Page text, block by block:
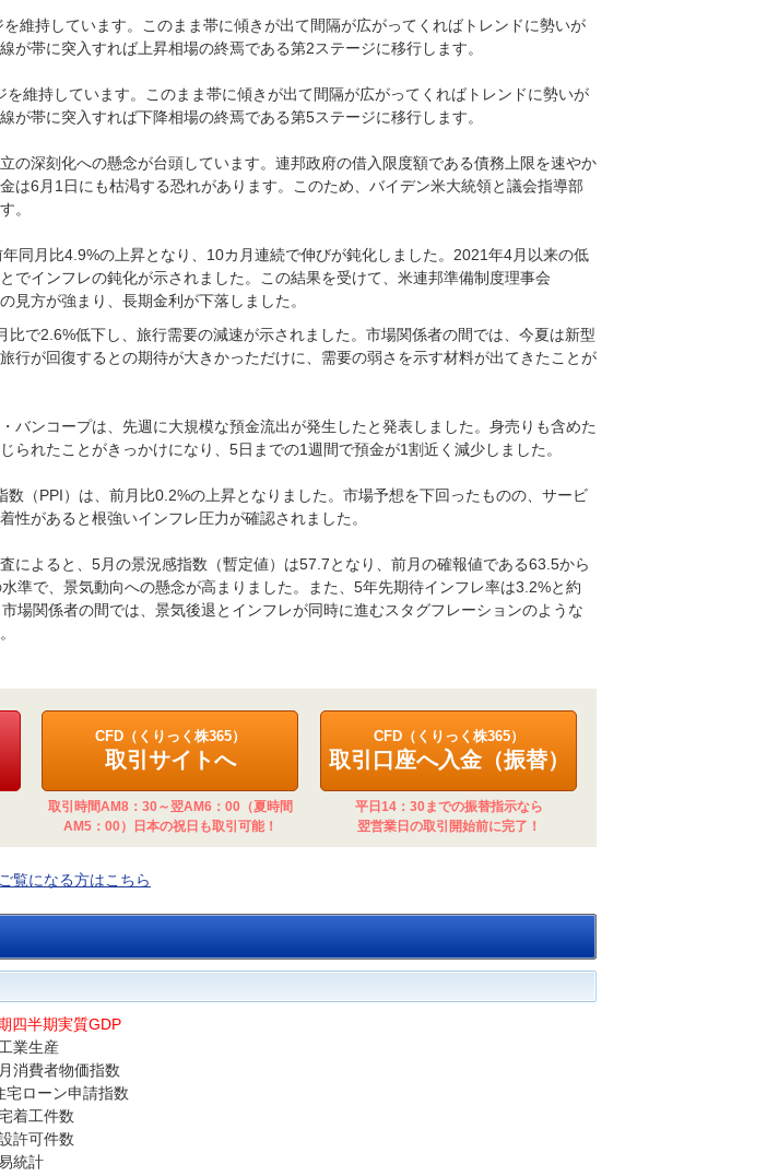
維持しています。このまま帯に傾きが出て間隔が広がってくればトレンドに勢いが
が帯に突入すれば上昇相場の終焉である第2ステージに移行します。
維持しています。このまま帯に傾きが出て間隔が広がってくればトレンドに勢いが
が帯に突入すれば下降相場の終焉である第5ステージに移行します。
の深刻化への懸念が台頭しています。連邦政府の借入限度額である債務上限を速やか
は6月1日にも枯渇する恐れがあります。このため、バイデン米大統領と議会指導部
。
同月比4.9%の上昇となり、10カ月連続で伸びが鈍化しました。2021年4月以来の低
でインフレの鈍化が示されました。この結果を受けて、米連邦準備制度理事会
見方が強まり、長期金利が下落しました。
比で2.6%低下し、旅行需要の減速が示されました。市場関係者の間では、今夏は新型
行が回復するとの期待が大きかっただけに、需要の弱さを示す材料が出てきたことが
バンコープは、先週に大規模な預金流出が発生したと発表しました。身売りも含めた
られたことがきっかけになり、5日までの1週間で預金が1割近く減少しました。
（PPI）は、前月比0.2%の上昇となりました。市場予想を下回ったものの、サービ
性があると根強いインフレ圧力が確認されました。
によると、5月の景況感指数（暫定値）は57.7となり、前月の確報値である63.5から
準で、景気動向への懸念が高まりました。また、5年先期待インフレ率は3.2%と約
場関係者の間では、景気後退とインフレが同時に進むスタグフレーションのような
CFD（くりっく株365）
取引サイトへ
取引時間AM8：30～翌AM6：00（夏時間
AM5：00）日本の祝日も取引可能！
CFD（くりっく株365）
取引口座へ入金（振替）
平日14：30までの振替指示なら
翌営業日の取引開始前に完了！
覧になる方はこちら
四半期実質GDP
業生産
消費者物価指数
ローン申請指数
着工件数
許可件数
統計